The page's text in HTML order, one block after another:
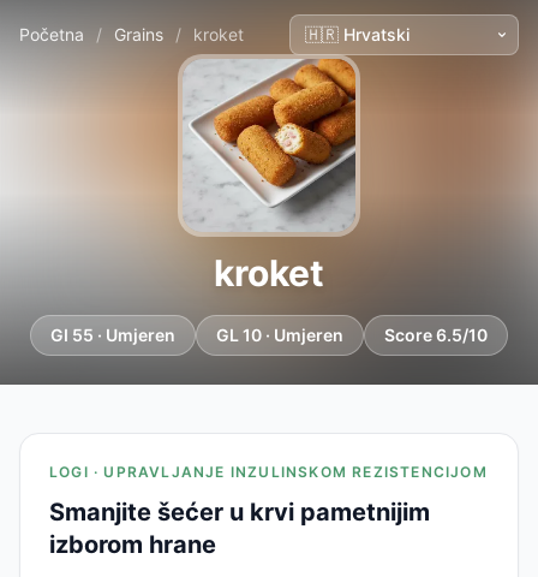
Početna / Grains / kroket
kroket
GI 55 · Umjeren GL 10 · Umjeren Score 6.5/10
LOGI · UPRAVLJANJE INZULINSKOM REZISTENCIJOM
Smanjite šećer u krvi pametnijim
izborom hrane